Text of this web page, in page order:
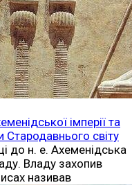
імперії та
світу
до н. е. Ахеменідська
Владу захопив
називав